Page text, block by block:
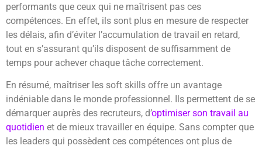
performants que ceux qui ne maîtrisent pas ces
compétences. En effet, ils sont plus en mesure de respecter
les délais, afin d’éviter l’accumulation de travail en retard,
tout en s’assurant qu’ils disposent de suffisamment de
temps pour achever chaque tâche correctement.
En résumé, maîtriser les soft skills offre un avantage
indéniable dans le monde professionnel. Ils permettent de se
démarquer auprès des recruteurs, d’optimiser son travail au
quotidien et de mieux travailler en équipe. Sans compter que
les leaders qui possèdent ces compétences ont plus de